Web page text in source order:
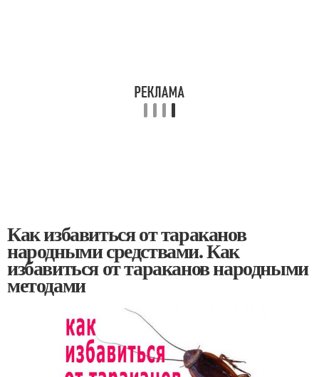
Как избавиться от тараканов
народными средствами. Как
избавиться от тараканов народными
методами